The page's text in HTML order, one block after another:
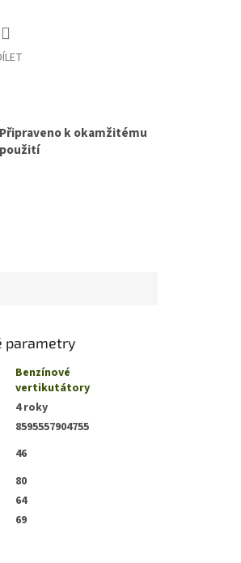
Připraveno k okamžitému
použití
parametry
Benzínové
vertikutátory
4 roky
8595557904755
46
80
64
69